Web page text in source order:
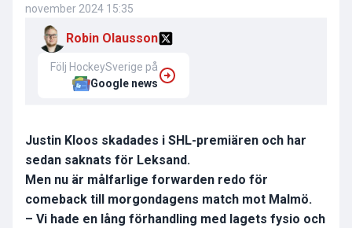
november 2024 15:35
Robin Olausson
Följ HockeySverige på
Google news
Justin Kloos skadades i SHL-premiären och har
sedan saknats för Leksand.
Men nu är målfarlige forwarden redo för
comeback till morgondagens match mot Malmö.
– Vi hade en lång förhandling med lagets fysio och